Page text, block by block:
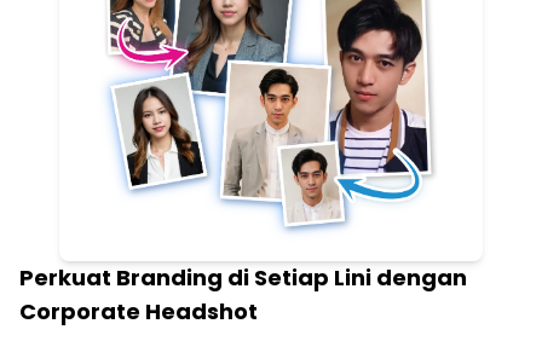
Perkuat Branding di Setiap Lini dengan
Corporate Headshot